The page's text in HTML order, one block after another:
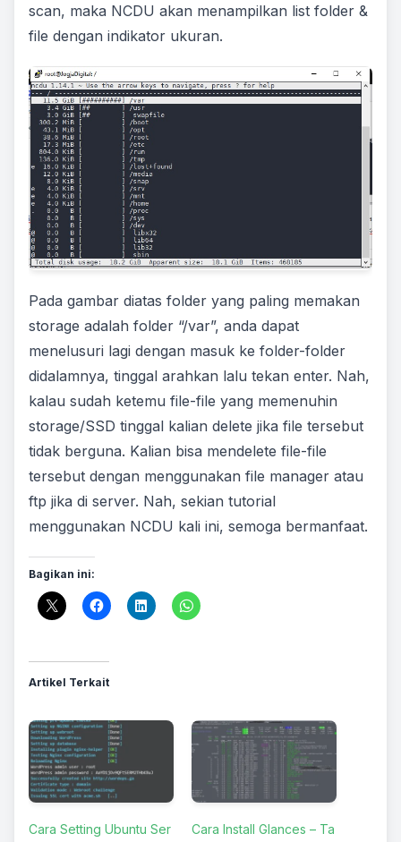
scan, maka NCDU akan menampilkan list folder &
file dengan indikator ukuran.
Pada gambar diatas folder yang paling memakan
storage adalah folder “/var”, anda dapat
menelusuri lagi dengan masuk ke folder-folder
didalamnya, tinggal arahkan lalu tekan enter. Nah,
kalau sudah ketemu file-file yang memenuhin
storage/SSD tinggal kalian delete jika file tersebut
tidak berguna. Kalian bisa mendelete file-file
tersebut dengan menggunakan file manager atau
ftp jika di server. Nah, sekian tutorial
menggunakan NCDU kali ini, semoga bermanfaat.
Bagikan ini:
Artikel Terkait
Cara Setting Ubuntu Ser
Cara Install Glances – Ta